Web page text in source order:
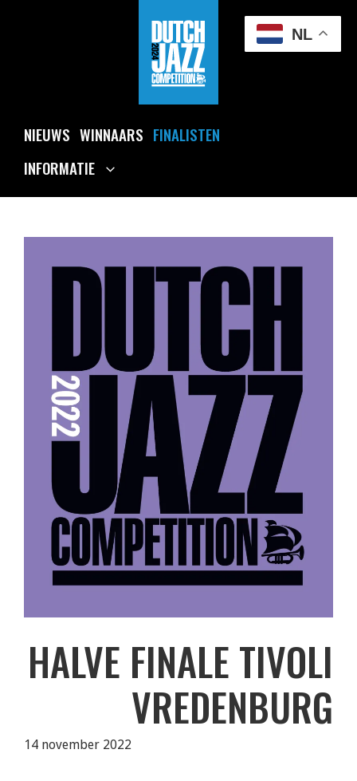
NIEUWS WINNAARS FINALISTEN
INFORMATIE
HALVE FINALE TIVOLI
VREDENBURG
14 november 2022
NL